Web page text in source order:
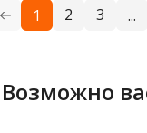
1 2 3 ...
Возможно